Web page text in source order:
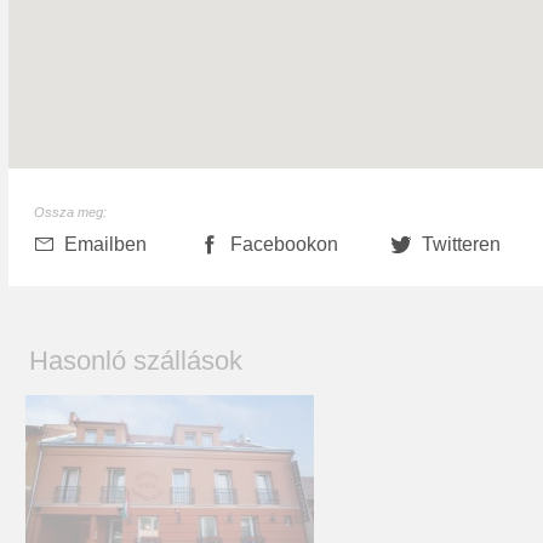
Ossza meg:
Emailben Facebookon Twitteren
Hasonló szállások